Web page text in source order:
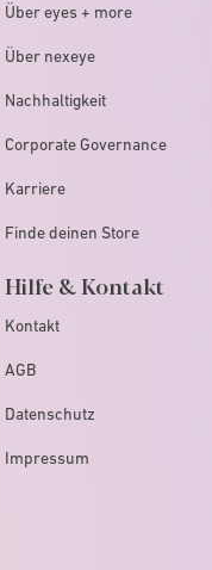
Über eyes + more
Über nexeye
Nachhaltigkeit
Corporate Governance
Karriere
Finde deinen Store
Hilfe & Kontakt
Kontakt
AGB
Datenschutz
Impressum